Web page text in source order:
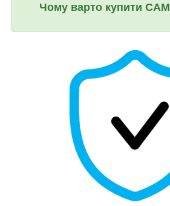
Чому варто купити